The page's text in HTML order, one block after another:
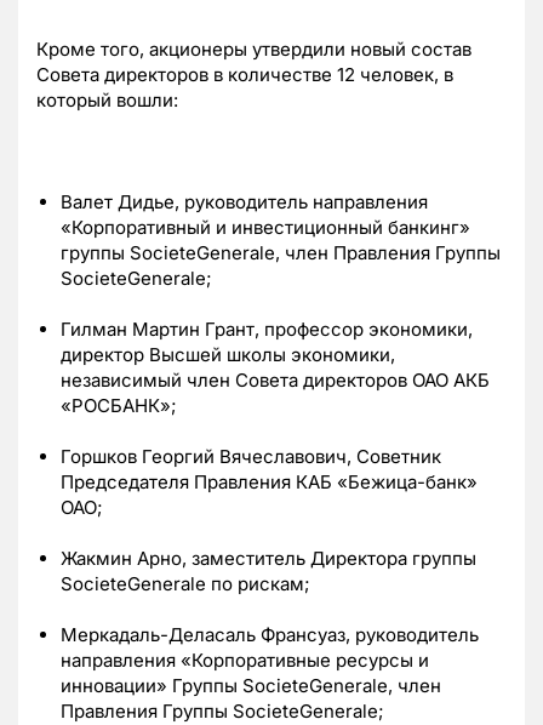
Кроме того, акционеры утвердили новый состав
Совета директоров в количестве 12 человек, в
который вошли:
Валет Дидье, руководитель направления
«Корпоративный и инвестиционный банкинг»
группы SocieteGenerale, член Правления Группы
SocieteGenerale;
Гилман Мартин Грант, профессор экономики,
директор Высшей школы экономики,
независимый член Совета директоров ОАО АКБ
«РОСБАНК»;
Горшков Георгий Вячеславович, Советник
Председателя Правления КАБ «Бежица-банк»
ОАО;
Жакмин Арно, заместитель Директора группы
SocieteGenerale по рискам;
Меркадаль-Деласаль Франсуаз, руководитель
направления «Корпоративные ресурсы и
инновации» Группы SocieteGenerale, член
Правления Группы SocieteGenerale;